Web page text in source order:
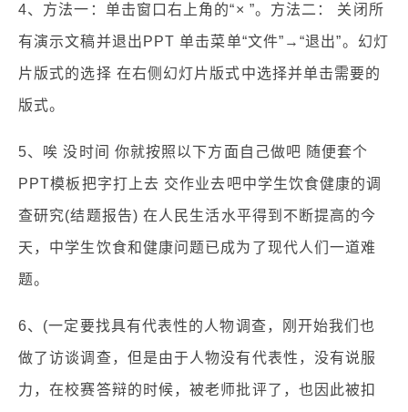
4、方法一：单击窗口右上角的“× ”。方法二： 关闭所
有演示文稿并退出PPT 单击菜单“文件”→“退出”。幻灯
片版式的选择 在右侧幻灯片版式中选择并单击需要的
版式。
5、唉 没时间 你就按照以下方面自己做吧 随便套个
PPT模板把字打上去 交作业去吧中学生饮食健康的调
查研究(结题报告) 在人民生活水平得到不断提高的今
天，中学生饮食和健康问题已成为了现代人们一道难
题。
6、(一定要找具有代表性的人物调查，刚开始我们也
做了访谈调查，但是由于人物没有代表性，没有说服
力，在校赛答辩的时候，被老师批评了，也因此被扣